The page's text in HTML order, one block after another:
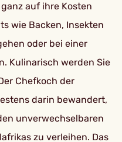
auf ihre Kosten
wie Backen, Insekten
oder bei einer
Kulinarisch werden Sie
Chefkoch der
darin bewandert,
unverwechselbaren
zu verleihen. Das